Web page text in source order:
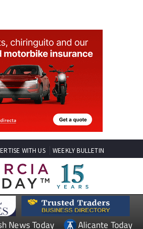
WITH US WEEKLY BULLETIN
News Today Alicante Today